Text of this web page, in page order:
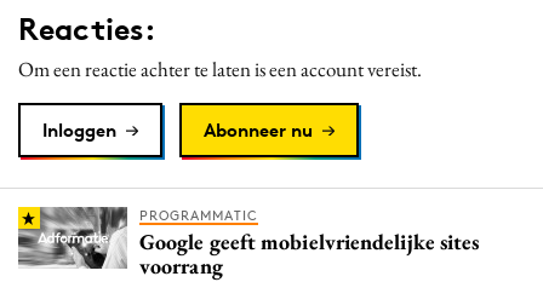
Programmatic
Purpose Marketing
Reacties:
Om een reactie achter te laten is een account vereist.
Inloggen Abonneer nu
PROGRAMMATIC
Google geeft mobielvriendelijke sites
voorrang